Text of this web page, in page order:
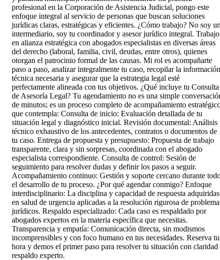
profesional en la Corporación de Asistencia Judicial, pongo este
enfoque integral al servicio de personas que buscan soluciones
jurídicas claras, estratégicas y eficientes. ¿Cómo trabajo? No soy
intermediario, soy tu coordinador y asesor jurídico integral. Trabajo
en alianza estratégica con abogados especialistas en diversas áreas
del derecho (laboral, familia, civil, deudas, entre otros), quienes
otorgan el patrocinio formal de las causas. Mi rol es acompañarte
paso a paso, analizar integralmente tu caso, recopilar la información
técnica necesaria y asegurar que la estrategia legal esté
perfectamente alineada con tus objetivos. ¿Qué incluye tu Consulta
de Asesoría Legal? Tu agendamiento no es una simple
de minutos; es un proceso completo de acompañamiento
que contempla: Consulta de inicio: Evaluación detallada de tu
situación legal y diagnóstico inicial. Revisión documental: Análisis
técnico exhaustivo de los antecedentes, contratos o documentos de
tu caso. Entrega de propuesta y presupuesto: Propuesta de trabajo
transparente, clara y sin sorpresas, coordinada con el abogado
especialista correspondiente. Consulta de control: Sesión de
seguimiento para resolver dudas y definir los pasos a seguir.
Acompañamiento continuo: Gestión y soporte cercano durante
el desarrollo de tu proceso. ¿Por qué agendar conmigo? Enfoque
interdisciplinario: La disciplina y capacidad de respuesta adquiridas
en salud de urgencia aplicadas a la resolución rigurosa de
jurídicos. Respaldo especializado: Cada caso es respaldado por
abogados expertos en la materia específica que necesitas.
Transparencia y empatía: Comunicación directa, sin modismos
incomprensibles y con foco humano en tus necesidades. Reserva tu
hora y demos el primer paso para resolver tu situación con claridad
respaldo experto.